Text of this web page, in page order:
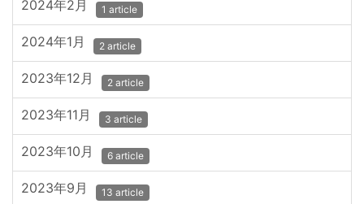
2024年2月 1 article
2024年1月 2 article
2023年12月 2 article
2023年11月 3 article
2023年10月 6 article
2023年9月 13 article